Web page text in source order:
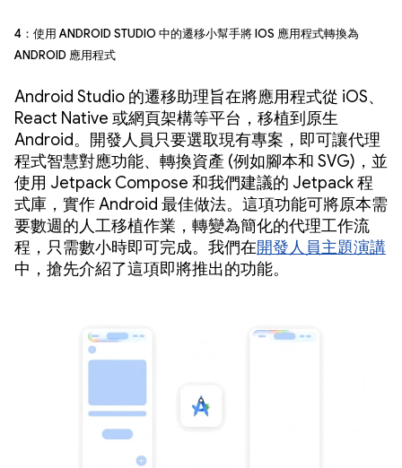
4：使用 Android Studio 中的遷移小幫手將 iOS 應用程式轉換為
Android 應用程式
Android Studio 的遷移助理旨在將應用程式從 iOS、
React Native 或網頁架構等平台，移植到原生
Android。開發人員只要選取現有專案，即可讓代理
程式智慧對應功能、轉換資產 (例如腳本和 SVG)，並
使用 Jetpack Compose 和我們建議的 Jetpack 程
式庫，實作 Android 最佳做法。這項功能可將原本需
要數週的人工移植作業，轉變為簡化的代理工作流
程，只需數小時即可完成。我們在開發人員主題演講
中，搶先介紹了這項即將推出的功能。